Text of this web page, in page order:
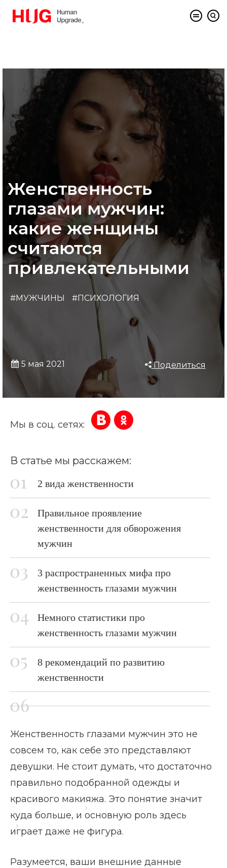
Женственность глазами мужчин
Женственность
глазами мужчин:
какие женщины
считаются
привлекательными
#МУЖЧИНЫ #ПСИХОЛОГИЯ
5 мая 2021 Поделиться
Мы в соц. сетях:
В статье мы расскажем:
2 вида женственности
Правильное проявление
женственности для обворожения
мужчин
3 распространенных мифа про
женственность глазами мужчин
Немного статистики про
женственность глазами мужчин
8 рекомендаций по развитию
женственности
Женственность глазами мужчин это не
совсем то, как себе это представляют
девушки. Не стоит думать, что достаточно
правильно подобранной одежды и
красивого макияжа. Это понятие значит
куда больше, и основную роль здесь
играет даже не фигура.
Разумеется, ваши внешние данные